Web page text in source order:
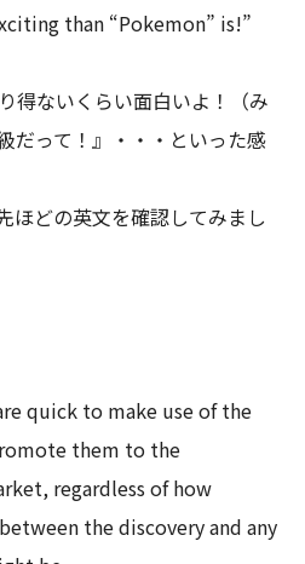
than “Pokemon” is!”
得ないくらい面白いよ！（み
だって！』・・・といった感
ほどの英文を確認してみまし
quick to make use of the
them to the
regardless of how
the discovery and any